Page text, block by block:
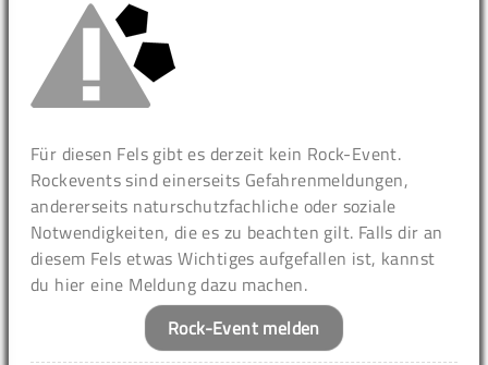
Für diesen Fels gibt es derzeit kein Rock-Event.
Rockevents sind einerseits Gefahrenmeldungen,
andererseits naturschutzfachliche oder soziale
Notwendigkeiten, die es zu beachten gilt. Falls dir an
diesem Fels etwas Wichtiges aufgefallen ist, kannst
du hier eine Meldung dazu machen.
Rock-Event melden